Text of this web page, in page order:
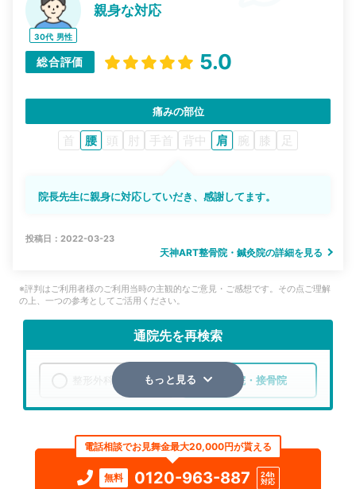
30代 男性
親身な対応
総合評価 5.0
痛みの部位
首 腰 頭 肘 手首 背中 肩 腕 膝 足
院長先生に親身に対応していだき、感謝してます。
投稿日：2022-03-23
天神ART整骨院・鍼灸院の詳細を見る
※評判はご利用者様のご利用当時の主観的なご意見・ご感想です。その点ご理解
の上、一つの参考としてご活用ください。
通院先を再検索
整形外科 整骨院・接骨院
検索する
もっと見る
電話相談でお見舞金最大20,000円が貰える
無料 0120-963-887
24h
対応